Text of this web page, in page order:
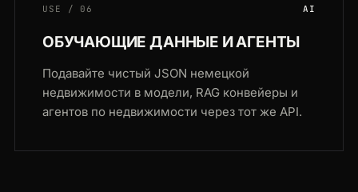
USE / 06 AI
ОБУЧАЮЩИЕ ДАННЫЕ И АГЕНТЫ
Подавайте чистый JSON немецкой
недвижимости в модели, RAG конвейеры и
агентов по недвижимости через тот же API.